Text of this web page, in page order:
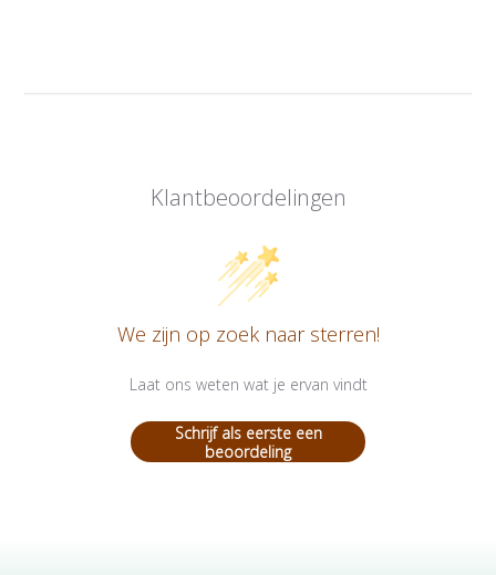
Klantbeoordelingen
We zijn op zoek naar sterren!
Laat ons weten wat je ervan vindt
Schrijf als eerste een
beoordeling